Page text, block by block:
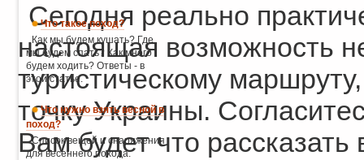
Сегодня реально
настоящая возможность
туристическому
точку Украины.
Вам будет что
Что такое поход?
Как мы будем кушать? Где
мы будем спать? Как много
будем ходить? Ответы - в
этой статье.
Что нужно взять весной в
поход?
Список вещей и снаряжения
для весеннего похода.